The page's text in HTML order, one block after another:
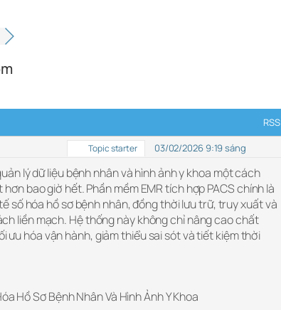
RSS
Topic starter 03/02/2026 9:19 sáng
lý dữ liệu bệnh nhân và hình ảnh y khoa một cách
bao giờ hết. Phần mềm EMR tích hợp PACS chính là
số hóa hồ sơ bệnh nhân, đồng thời lưu trữ, truy xuất và
liền mạch. Hệ thống này không chỉ nâng cao chất
ưu hóa vận hành, giảm thiểu sai sót và tiết kiệm thời
Hồ Sơ Bệnh Nhân Và Hình Ảnh Y Khoa